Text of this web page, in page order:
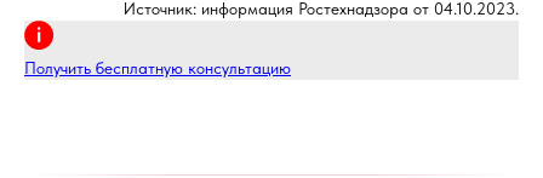
Источник: информация Ростехнадзора от 04.10.2023.
Получить бесплатную консультацию